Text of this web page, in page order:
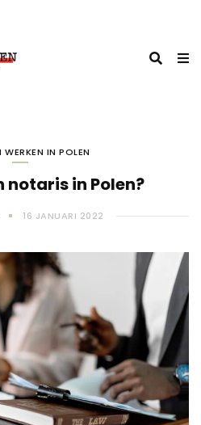
WERKEN IN POLEN
notaris in Polen?
16 JANUARI 2022